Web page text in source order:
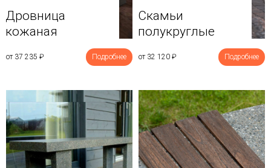
Дровница
кожаная
от 37 235 ₽ Подробнее
Скамьи
полукруглые
от 32 120 ₽ Подробнее